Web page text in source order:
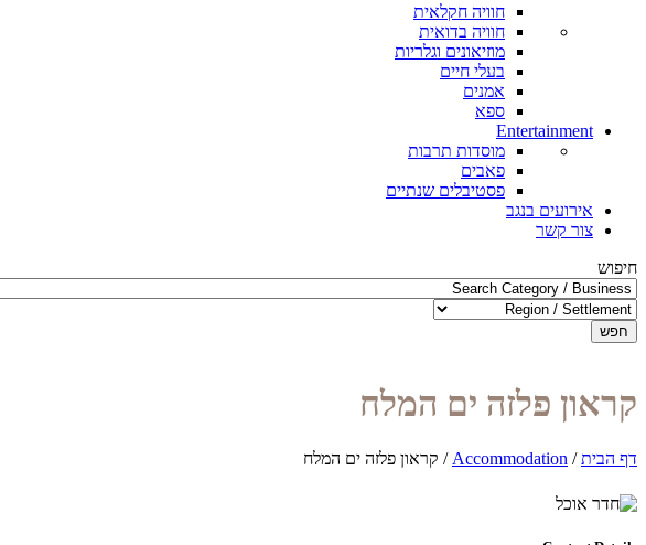
חוויה חקלאית
חוויה בדואית
מוזיאונים וגלריות
בעלי חיים
אמנים
ספא
Entertainment
מוסדות תרבות
פאבים
פסטיבלים שנתיים
אירועים בנגב
צור קשר
חיפוש
חפש
קראון פלזה ים המלח
דף הבית/
Accommodation
/ קראון פלזה ים המלח